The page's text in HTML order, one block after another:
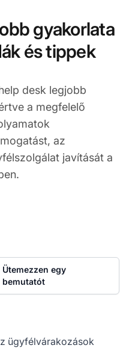
gyakorlata
és tippek
desk legjobb
a megfelelő
az
javítását a
Ütemezzen egy
bemutatót
ügyfélvárakozások